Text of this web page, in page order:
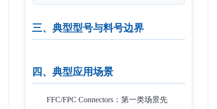
三、典型型号与料号边界
四、典型应用场景
FFC/FPC Connectors：第一类场景先